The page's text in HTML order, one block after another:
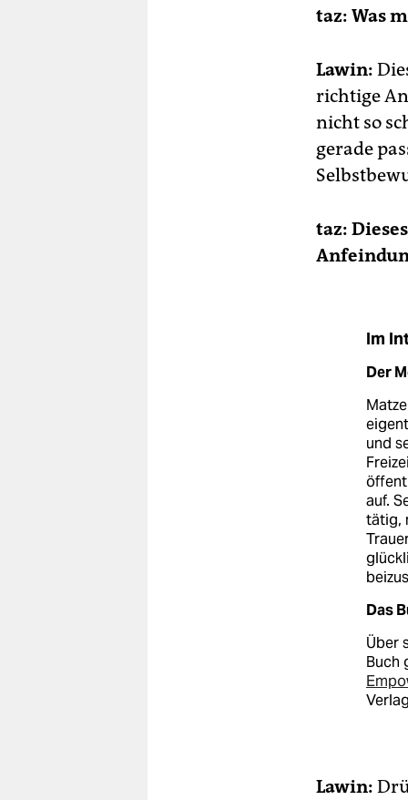
taz: Was
Lawin:
richtige
nicht so
gerade
taz:
Im
Der
und
auf.
tätig,
Das
Über
Buch
Lawin: